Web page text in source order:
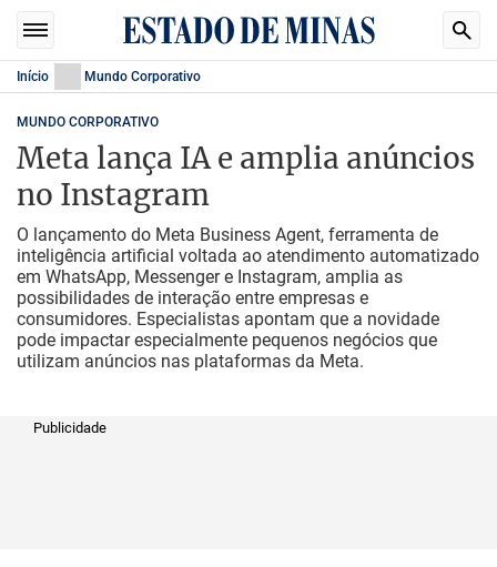
Início Mundo Corporativo
MUNDO CORPORATIVO
Meta lança IA e amplia anúncios
no Instagram
O lançamento do Meta Business Agent, ferramenta de
inteligência artificial voltada ao atendimento automatizado
em WhatsApp, Messenger e Instagram, amplia as
possibilidades de interação entre empresas e
consumidores. Especialistas apontam que a novidade
pode impactar especialmente pequenos negócios que
utilizam anúncios nas plataformas da Meta.
Publicidade